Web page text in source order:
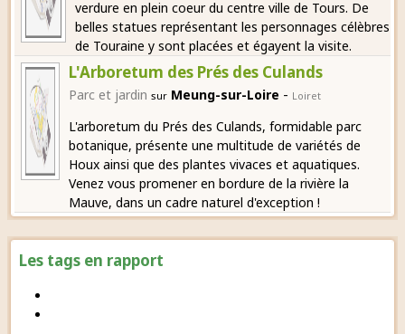
Les tags en rapport
verdure en plein coeur du centre ville de Tours. De
belles statues représentant les personnages célèbres
de Touraine y sont placées et égayent la visite.
L'Arboretum des Prés des Culands
Parc et jardin sur Meung-sur-Loire - Loiret
L'arboretum du Prés des Culands, formidable parc
botanique, présente une multitude de variétés de
Houx ainsi que des plantes vivaces et aquatiques.
Venez vous promener en bordure de la rivière la
Mauve, dans un cadre naturel d'exception !